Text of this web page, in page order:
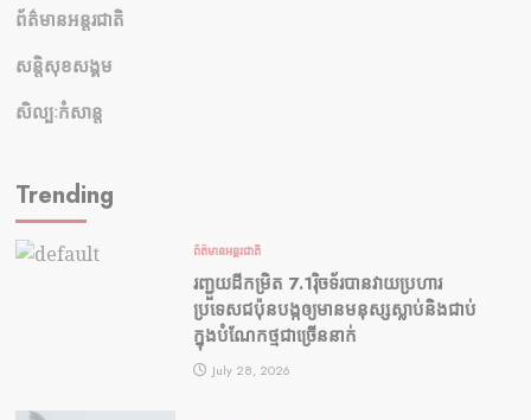
ព័ត៌មានអន្តរជាតិ
សន្តិសុខសង្គម
សិល្បៈកំសាន្ត
Trending
ព័ត៌មានអន្តរជាតិ
រញ្ជួយដីកម្រិត​ 7.1រ៉ិចទ័របានវាយប្រហារ
ប្រទេសជប៉ុនបង្កឲ្យមានមនុស្សស្លាប់​និង​ជាប់
ក្នុងបំណែកថ្មជាច្រើននាក់
July 28, 2026